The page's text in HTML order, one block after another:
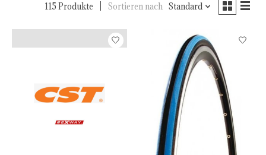
115 Produkte Sortieren nach Standard